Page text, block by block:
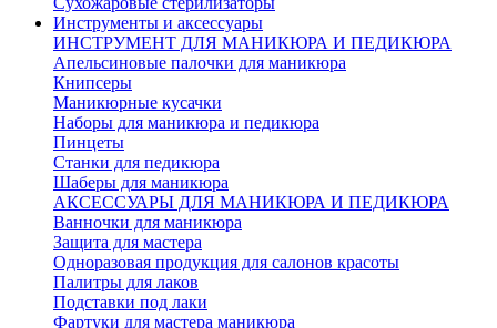
Инструменты и аксессуары
ИНСТРУМЕНТ ДЛЯ МАНИКЮРА И ПЕДИКЮРА
Апельсиновые палочки для маникюра
Книпсеры
Маникюрные кусачки
Наборы для маникюра и педикюра
Пинцеты
Станки для педикюра
Шаберы для маникюра
АКСЕССУАРЫ ДЛЯ МАНИКЮРА И ПЕДИКЮРА
Ванночки для маникюра
Защита для мастера
Одноразовая продукция для салонов красоты
Палитры для лаков
Подставки под лаки
Фартуки для мастера маникюра